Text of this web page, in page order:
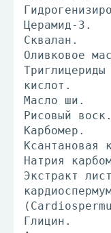
Церамид-3.
Сквалан.
Оливковое
кислот.
Масло ши.
Рисовый воск.
Карбомер.
Ксантановая
Натрия
Экстракт
Глицин.